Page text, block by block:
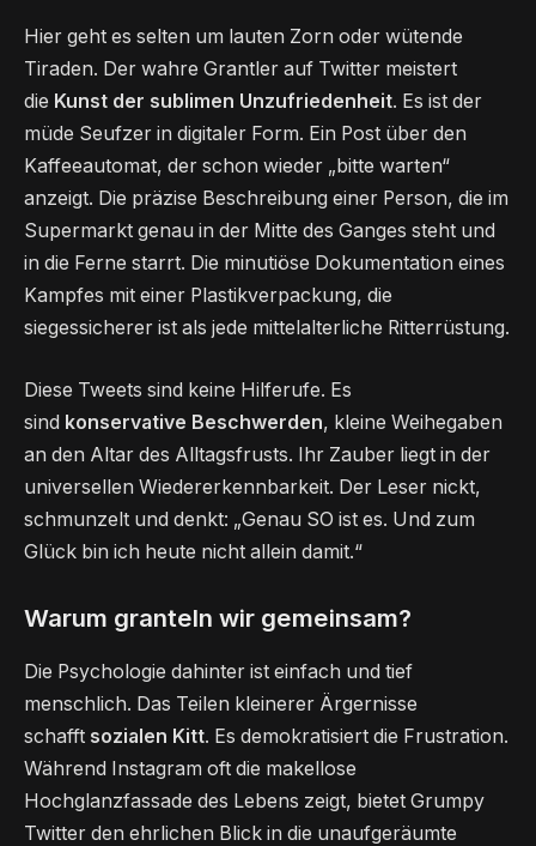
Hier geht es selten um lauten Zorn oder wütende
Tiraden. Der wahre Grantler auf Twitter meistert
die Kunst der sublimen Unzufriedenheit. Es ist der
müde Seufzer in digitaler Form. Ein Post über den
Kaffeeautomat, der schon wieder „bitte warten“
anzeigt. Die präzise Beschreibung einer Person, die im
Supermarkt genau in der Mitte des Ganges steht und
in die Ferne starrt. Die minutiöse Dokumentation eines
Kampfes mit einer Plastikverpackung, die
siegessicherer ist als jede mittelalterliche Ritterrüstung.
Diese Tweets sind keine Hilferufe. Es
sind konservative Beschwerden, kleine Weihegaben
an den Altar des Alltagsfrusts. Ihr Zauber liegt in der
universellen Wiedererkennbarkeit. Der Leser nickt,
schmunzelt und denkt: „Genau SO ist es. Und zum
Glück bin ich heute nicht allein damit.“
Warum granteln wir gemeinsam?
Die Psychologie dahinter ist einfach und tief
menschlich. Das Teilen kleinerer Ärgernisse
schafft sozialen Kitt. Es demokratisiert die Frustration.
Während Instagram oft die makellose
Hochglanzfassade des Lebens zeigt, bietet Grumpy
Twitter den ehrlichen Blick in die unaufgeräumte